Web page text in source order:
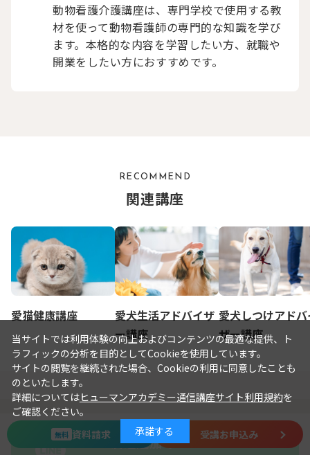
動物看護介護講座は、専門学校で使用する教
材を使って動物看護師の専門的な知識を学び
ます。本格的な内容を学習したい方、就職や
開業をしたい方におすすめです。
無料 資料請求 受講お申込み
RECOMMEND
関連講座
愛猫健康講座
愛犬生活アドバイザ
ー講座
愛犬しつけアド
ザー講座
LINE友達追加で
当サイトでは利用体験の向上およびコンテンツの最適な提供、ト
ラフィックの分析を目的としてCookieを使用しています。
サイトの閲覧を継続された場合、Cookieの利用に同意したことも
のといたします。
詳細についてはヒューマンアカデミー通信講座サイト利用規約を
ご確認ください。
承諾する